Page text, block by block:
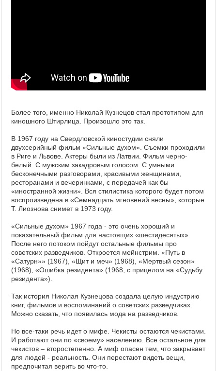
Более того, именно Николай Кузнецов стал прототипом для
киношного Штирлица. Произошло это так.
В 1967 году на Свердловской киностудии сняли
двухсерийный фильм «Сильные духом». Съемки проходили
в Риге и Львове. Актеры были из Латвии. Фильм черно-
белый. С мужским закадровым голосом. С умными
бесконечными разговорами, красивыми женщинами,
ресторанами и вечеринками, с передачей как бы
«иностранной жизни». Вся стилистика которого будет потом
воспроизведена в «Семнадцать мгновений весны», которые
Т. Лиознова снимет в 1973 году.
«Сильные духом» 1967 года - это очень хороший и
показательный фильм для настоящих «шестидесятых».
После него потоком пойдут остальные фильмы про
советских разведчиков. Откроется мейнстрим. «Путь в
«Сатурн»» (1967), «Щит и меч» (1968), «Мертвый сезон»
(1968), «Ошибка резидента» (1968, с прицелом на «Судьбу
резидента»).
Так история Николая Кузнецова создала целую индустрию
книг, фильмов и воспоминаний о советских разведчиках.
Можно сказать, что появилась мода на разведчиков.
Но все-таки речь идет о мифе. Чекисты остаются чекистами.
И работают они по «своему» населению. Все остальное для
чекистов – второстепенно. А миф опасен тем, что закрывает
для людей - реальность. Они перестают видеть вещи,
предпочитая верить во что-то.